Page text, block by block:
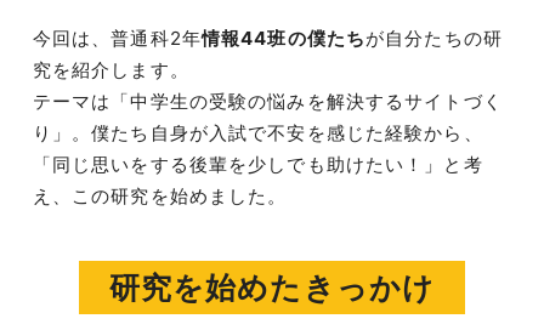
今回は、普通科2年情報44班の僕たちが自分たちの研
究を紹介します。
テーマは「中学生の受験の悩みを解決するサイトづく
り」。僕たち自身が入試で不安を感じた経験から、
「同じ思いをする後輩を少しでも助けたい！」と考
え、この研究を始めました。
研究を始めたきっかけ